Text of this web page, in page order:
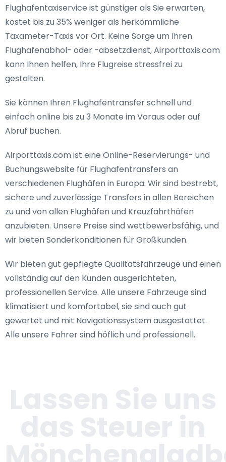
Flughafentaxiservice ist günstiger als Sie erwarten,
kostet bis zu 35% weniger als herkömmliche
Taxameter-Taxis vor Ort. Keine Sorge um Ihren
Flughafenabhol- oder -absetzdienst, Airporttaxis.com
kann Ihnen helfen, Ihre Flugreise stressfrei zu
gestalten.
Sie können Ihren Flughafentransfer schnell und
einfach online bis zu 3 Monate im Voraus oder auf
Abruf buchen.
Airporttaxis.com ist eine Online-Reservierungs- und
Buchungswebsite für Flughafentransfers an
verschiedenen Flughäfen in Europa. Wir sind bestrebt,
sichere und zuverlässige Transfers in allen Bereichen
zu und von allen Flughäfen und Kreuzfahrthäfen
anzubieten. Unsere Preise sind wettbewerbsfähig, und
wir bieten Sonderkonditionen für Großkunden.
Wir bieten gut gepflegte Qualitätsfahrzeuge und einen
vollständig auf den Kunden ausgerichteten,
professionellen Service. Alle unsere Fahrzeuge sind
klimatisiert und komfortabel, sie sind auch gut
gewartet und mit Navigationssystem ausgestattet.
Alle unsere Fahrer sind höflich und professionell.